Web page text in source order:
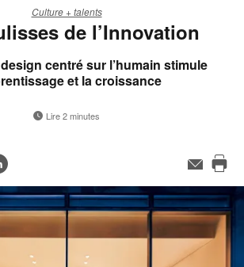
Culture + talents
de l’Innovation
centré sur l’humain stimule
et la croissance
Lire 2 minutes
Partager
sur
LinkedIn
Adresse
contact